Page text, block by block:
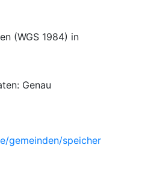
(WGS 1984) in
Genau
gemeinden/speicher